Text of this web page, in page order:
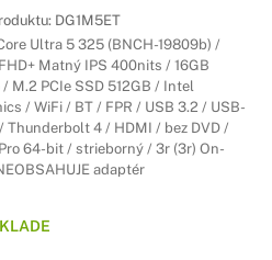
DG1M5ET
Ultra 5 325 (BNCH-19809b) /
Matný IPS 400nits / 16GB
/ M.2 PCIe SSD 512GB / Intel
/ WiFi / BT / FPR / USB 3.2 / USB-
Thunderbolt 4 / HDMI / bez DVD /
64-bit / strieborný / 3r (3r) On-
adaptér